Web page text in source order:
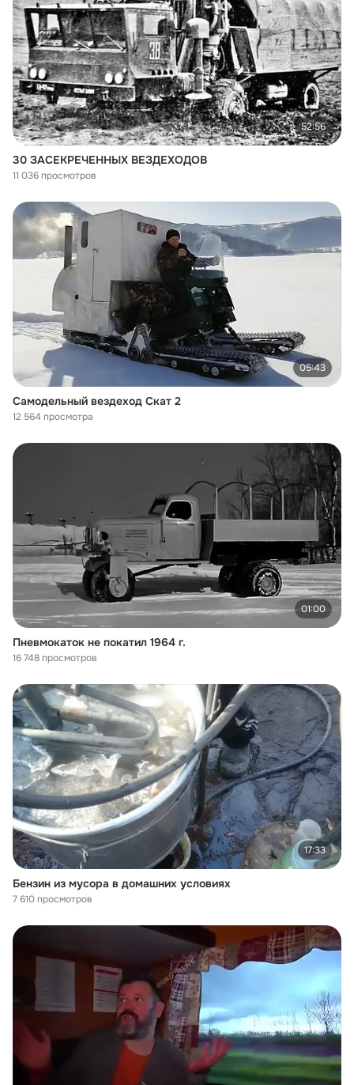
52:56
30 ЗАСЕКРЕЧЕННЫХ ВЕЗДЕХОДОВ
11 036 просмотров
05:43
Самодельный вездеход Скат 2
12 564 просмотра
01:00
Пневмокаток не покатил 1964 г.
16 748 просмотров
17:33
Бензин из мусора в домашних условиях
7 610 просмотров